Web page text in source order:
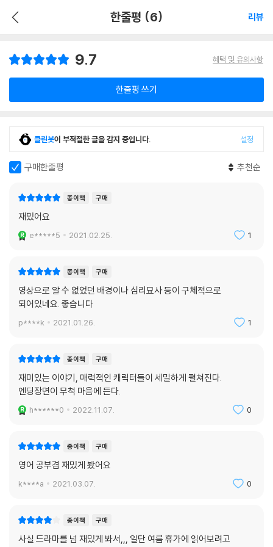
한줄평 (6) 리뷰
9.7 혜택 및 유의사항
한줄평 쓰기
클린봇이 부적절한 글을 감지 중입니다. 설정
구매한줄평 추천순
종이책 구매
재밌어요
e*****5 2021.02.25. 1
종이책 구매
영상으로 알 수 없었던 배경이나 심리묘사 등이 구체적으로
되어있네요. 좋습니다
p****k 2021.01.26. 1
종이책 구매
재미있는 이야기, 매력적인 캐릭터들이 세밀하게 펼쳐진다.
엔딩장면이 무척 마음에 든다.
h******0 2022.11.07. 0
종이책 구매
영어 공부겸 재밌게 봤어요
k****a 2021.03.07. 0
종이책 구매
사실 드라마를 넘 재밌게 봐서,,, 일단 여름 휴가에 읽어보려고